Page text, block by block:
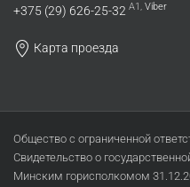
+375 (29) 626-25-32 A1, Viber
Карта проезда
Общество с ограниченной
Свидетельство о
Минским горисполкомом